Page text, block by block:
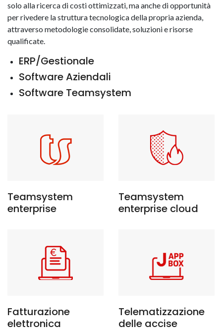
solo alla ricerca di costi ottimizzati, ma anche di opportunità
per rivedere la struttura tecnologica della propria azienda,
attraverso metodologie consolidate, soluzioni e risorse
qualificate.
ERP/Gestionale
Software Aziendali
Software Teamsystem
Teamsystem
enterprise
Teamsystem
enterprise cloud
Fatturazione
elettronica
Telematizzazione
delle accise